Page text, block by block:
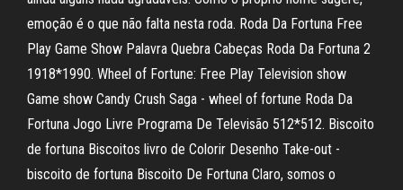
emoção é o que não falta nesta roda. Roda Da Fortuna Free
Play Game Show Palavra Quebra Cabeças Roda Da Fortuna 2
1918*1990. Wheel of Fortune: Free Play Television show
Game show Candy Crush Saga - wheel of fortune Roda Da
Fortuna Jogo Livre Programa De Televisão 512*512. Biscoito
de fortuna Biscoitos livro de Colorir Desenho Take-out -
biscoito de fortuna Biscoito De Fortuna Claro, somos o